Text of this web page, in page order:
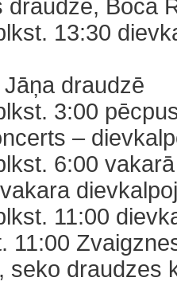
draudzē, Boca
13:30
draudzē
3:00
–
6:00
11:00
11:00
seko draudzes